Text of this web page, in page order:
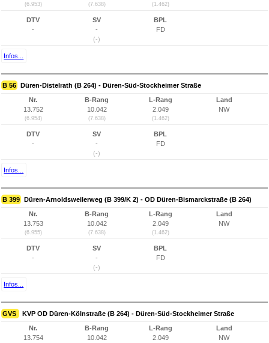
(6.953) (7.638) (1.462)
DTV
-
SV
-
(-)
BPL
FD
Infos...
B 56 Düren-Distelrath (B 264) - Düren-Süd-Stockheimer Straße
Nr.
13.752
(6.954)
B-Rang
10.042
(7.638)
L-Rang
2.049
(1.462)
Land
NW
DTV
-
SV
-
(-)
BPL
FD
Infos...
B 399 Düren-Arnoldsweilerweg (B 399/K 2) - OD Düren-Bismarckstraße (B 264)
Nr.
13.753
(6.955)
B-Rang
10.042
(7.638)
L-Rang
2.049
(1.462)
Land
NW
DTV
-
SV
-
(-)
BPL
FD
Infos...
GVS KVP OD Düren-Kölnstraße (B 264) - Düren-Süd-Stockheimer Straße
Nr.
13.754
B-Rang
10.042
L-Rang
2.049
Land
NW